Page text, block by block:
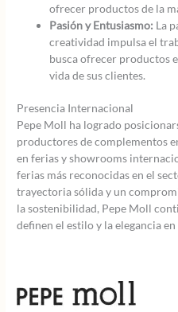
ofrecer productos de la
Pasión y Entusiasmo: La
creatividad impulsa el
busca ofrecer productos
vida de sus clientes.
Presencia Internacional
Pepe Moll ha logrado
productores de complementos
en ferias y showrooms
ferias más reconocidas en el
trayectoria sólida y un
la sostenibilidad, Pepe Moll
definen el estilo y la elegancia